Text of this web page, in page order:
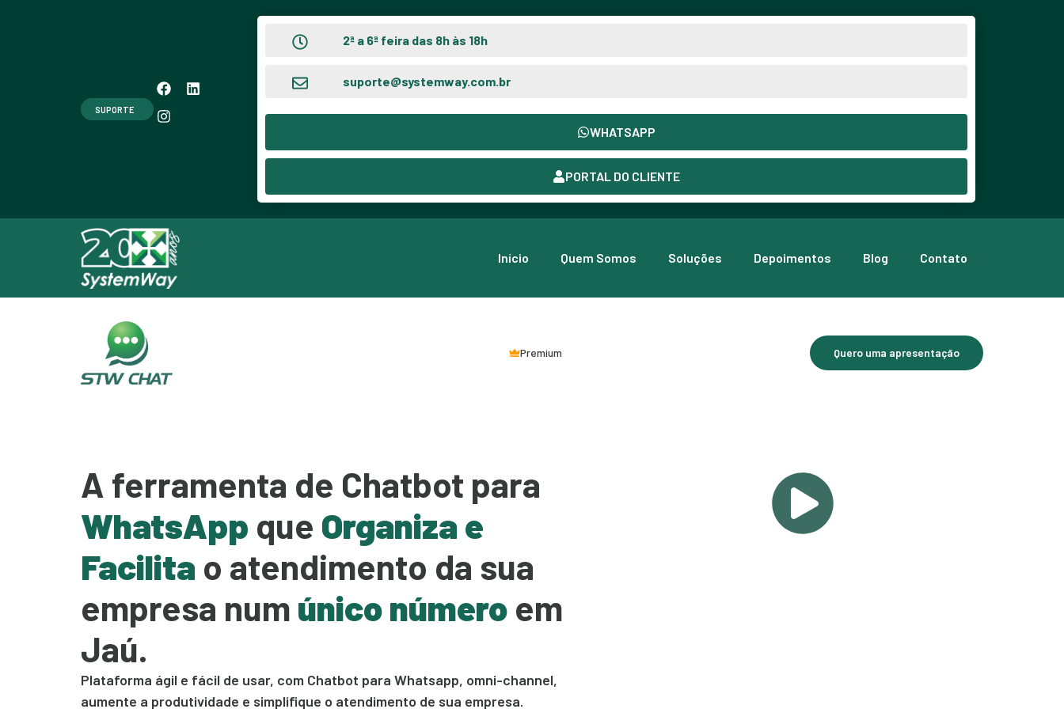
SUPORTE
2ª a 6ª feira das 8h às 18h
suporte@systemway.com.br
WHATSAPP
PORTAL DO CLIENTE
Início Quem Somos Soluções Depoimentos Blog Contato
Premium Quero uma apresentação
A ferramenta de Chatbot para
WhatsApp que Organiza e
Facilita o atendimento da sua
empresa num único número em
Jaú.
Plataforma ágil e fácil de usar, com Chatbot para Whatsapp, omni-channel,
aumente a produtividade e simplifique o atendimento de sua empresa.